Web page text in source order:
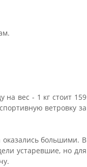
на вес - 1 кг стоит 159
ветровку за
оказались большими. В
устаревшие, но для